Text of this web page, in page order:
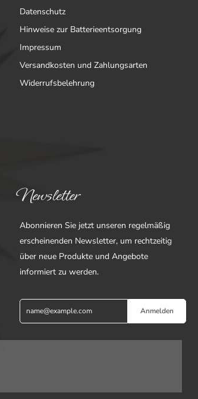
Datenschutz
Hinweise zur Batterieentsorgung
Impressum
Versandkosten und Zahlungsarten
Widerrufsbelehrung
Newsletter
Abonnieren Sie jetzt unseren regelmäßig
erscheinenden Newsletter, um rechtzeitig
über neue Produkte und Angebote
informiert zu werden.
Anmelden